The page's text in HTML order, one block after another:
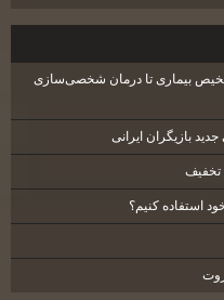
بیماری تا درمان شخصی‌سازی
بازیگران ایرانی
استفاده کنیم؟